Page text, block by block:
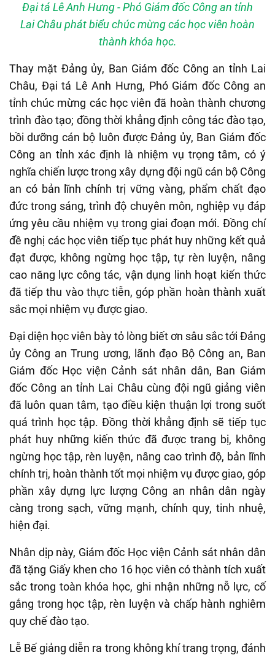
Đại tá Lê Anh Hưng - Phó Giám đốc Công an tỉnh
Lai Châu phát biểu chúc mừng các học viên hoàn
thành khóa học.
Thay mặt Đảng ủy, Ban Giám đốc Công an tỉnh Lai
Châu, Đại tá Lê Anh Hưng, Phó Giám đốc Công an
tỉnh chúc mừng các học viên đã hoàn thành chương
trình đào tạo; đồng thời khẳng định công tác đào tạo,
bồi dưỡng cán bộ luôn được Đảng ủy, Ban Giám đốc
Công an tỉnh xác định là nhiệm vụ trọng tâm, có ý
nghĩa chiến lược trong xây dựng đội ngũ cán bộ Công
an có bản lĩnh chính trị vững vàng, phẩm chất đạo
đức trong sáng, trình độ chuyên môn, nghiệp vụ đáp
ứng yêu cầu nhiệm vụ trong giai đoạn mới. Đồng chí
đề nghị các học viên tiếp tục phát huy những kết quả
đạt được, không ngừng học tập, tự rèn luyện, nâng
cao năng lực công tác, vận dụng linh hoạt kiến thức
đã tiếp thu vào thực tiễn, góp phần hoàn thành xuất
sắc mọi nhiệm vụ được giao.
Đại diện học viên bày tỏ lòng biết ơn sâu sắc tới Đảng
ủy Công an Trung ương, lãnh đạo Bộ Công an, Ban
Giám đốc Học viện Cảnh sát nhân dân, Ban Giám
đốc Công an tỉnh Lai Châu cùng đội ngũ giảng viên
đã luôn quan tâm, tạo điều kiện thuận lợi trong suốt
quá trình học tập. Đồng thời khẳng định sẽ tiếp tục
phát huy những kiến thức đã được trang bị, không
ngừng học tập, rèn luyện, nâng cao trình độ, bản lĩnh
chính trị, hoàn thành tốt mọi nhiệm vụ được giao, góp
phần xây dựng lực lượng Công an nhân dân ngày
càng trong sạch, vững mạnh, chính quy, tinh nhuệ,
hiện đại.
Nhân dịp này, Giám đốc Học viện Cảnh sát nhân dân
đã tặng Giấy khen cho 16 học viên có thành tích xuất
sắc trong toàn khóa học, ghi nhận những nỗ lực, cố
gắng trong học tập, rèn luyện và chấp hành nghiêm
quy chế đào tạo.
Lễ Bế giảng diễn ra trong không khí trang trọng, đánh